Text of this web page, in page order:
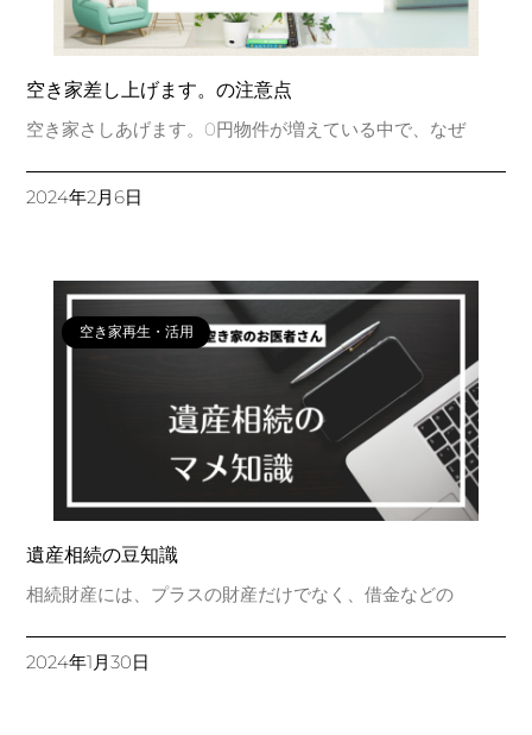
空き家差し上げます。の注意点
空き家さしあげます。0円物件が増えている中で、なぜ
2024年2月6日
空き家再生・活用
遺産相続の豆知識
​相続財産には、プラスの財産だけでなく、借金などの
2024年1月30日